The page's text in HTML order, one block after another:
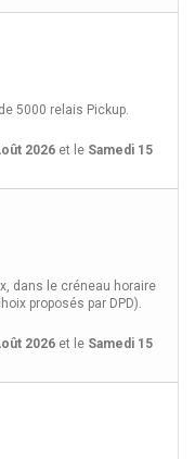
5000 relais Pickup.
2026et le Samedi 15
dans le créneau horaire
proposés par DPD).
2026et le Samedi 15